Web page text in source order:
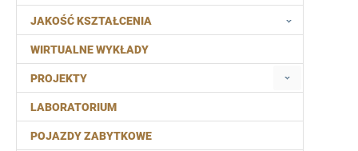
JAKOŚĆ KSZTAŁCENIA
WIRTUALNE WYKŁADY
PROJEKTY
LABORATORIUM
POJAZDY ZABYTKOWE